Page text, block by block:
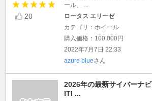
20
ール、 ...
ロータス エリーゼ
カテゴリ：ホイール
購入価格：100,000円
2022年7月7日 22:33
azure blueさん
2026年の最新サイバーナ
ITI ...